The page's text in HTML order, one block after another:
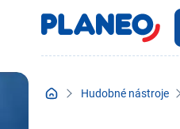
Hudobné nástroje